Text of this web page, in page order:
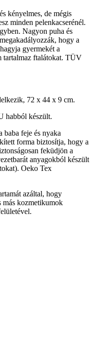
kényelmes, de mégis
minden pelenkacserénél.
Nagyon puha és
hogy a
gyermekét a
tartalmaz ftalátokat. TÜV
72 x 44 x 9 cm.
habból készült.
baba feje és nyaka
forma biztosítja, hogy a
feküdjön a
anyagokból készült
Oeko Tex
azáltal, hogy
más kozmetikumok